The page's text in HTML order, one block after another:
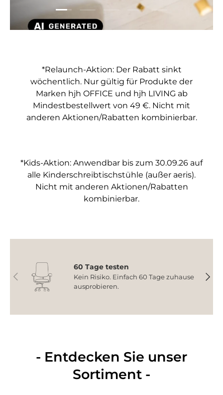
Folie laden 1 von 5
Folie laden 2 von 5
Folie laden 3 von 5
Folie laden 4 von 5
Folie laden 5
*Relaunch-Aktion: Der Rabatt sinkt
wöchentlich. Nur gültig für Produkte der
Marken hjh OFFICE und hjh LIVING ab
Mindestbestellwert von 49 €. Nicht mit
anderen Aktionen/Rabatten kombinierbar.
*Kids-Aktion: Anwendbar bis zum 30.09.26 auf
alle Kinderschreibtischstühle (außer aeris).
Nicht mit anderen Aktionen/Rabatten
kombinierbar.
Vorherige
60 Tage testen
Kein Risiko. Einfach 60 Tage zuhause
ausprobieren.
- Entdecken Sie unser
Sortiment -